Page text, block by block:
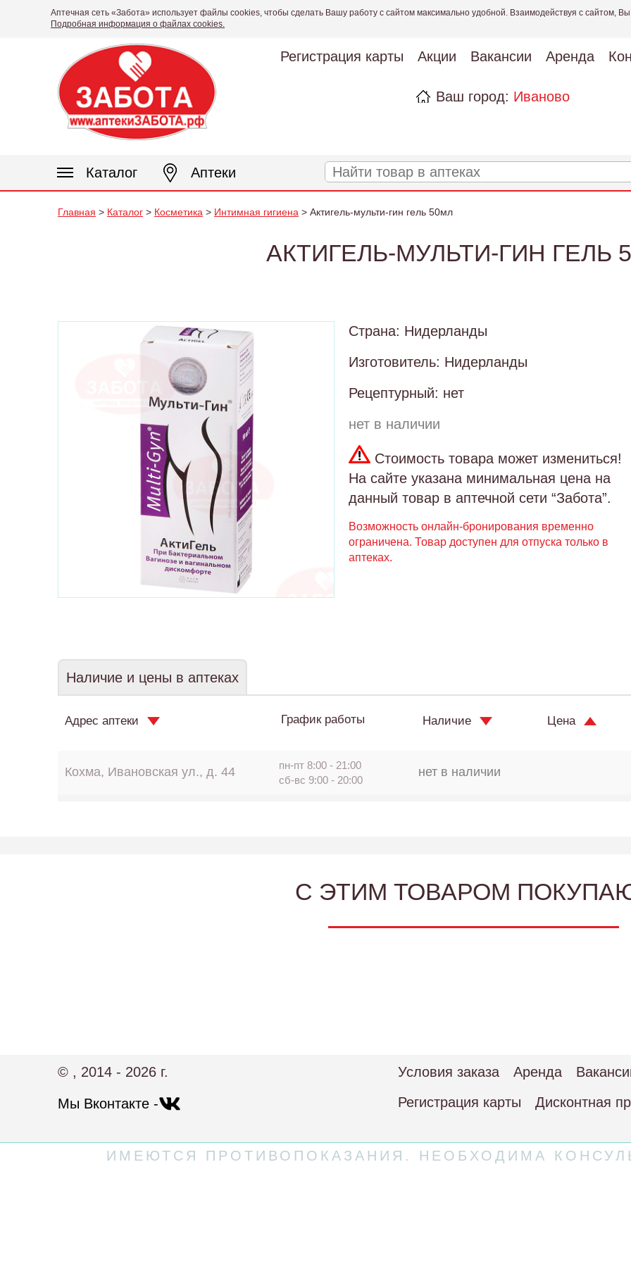
Аптечная сеть «Забота» использует файлы cookies, чтобы сделать Вашу работу с сайтом максимально удобной. Взаимодействуя с сайтом,
Подробная информация о файлах cookies.
Регистрация карты Акции Вакансии Аренда
Ваш город: Иваново
Каталог Аптеки
Главная > Каталог > Косметика > Интимная гигиена > Актигель-мульти-гин гель 50мл
АКТИГЕЛЬ-МУЛЬТИ-ГИН ГЕЛЬ
Страна: Нидерланды
Изготовитель: Нидерланды
Рецептурный: нет
нет в наличии
Стоимость товара может измениться!
На сайте указана минимальная цена на
данный товар в аптечной сети “Забота”.
Возможность онлайн-бронирования временно
ограничена. Товар доступен для отпуска только в
аптеках.
Наличие и цены в аптеках
Адрес аптеки График работы Наличие Цена
Кохма, Ивановская ул., д. 44
пн-пт 8:00 - 21:00
сб-вс 9:00 - 20:00
нет в наличии
C ЭТИМ ТОВАРОМ
© , 2014 - 2026 г.
Мы Вконтакте -
Условия заказа Аренда
Регистрация карты
Дисконтная
ИМЕЮТСЯ ПРОТИВОПОКАЗАНИЯ. НЕОБХОДИМА